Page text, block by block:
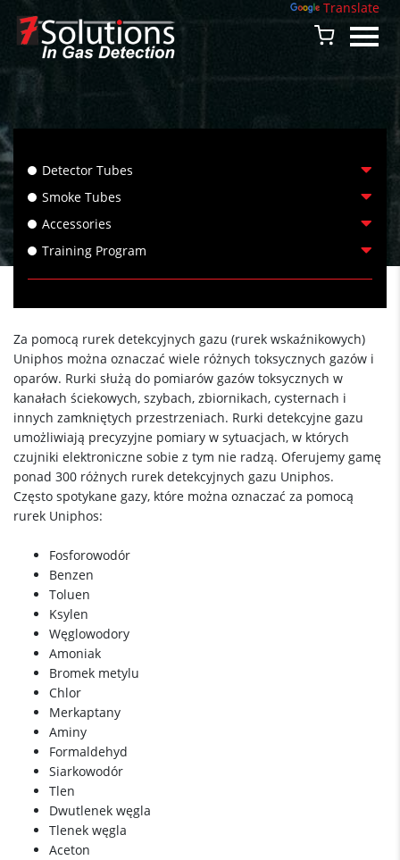
Translate
Detector Tubes
Smoke Tubes
Accessories
Training Program
Za pomocą rurek detekcyjnych gazu (rurek wskaźnikowych)
Uniphos można oznaczać wiele różnych toksycznych gazów i
oparów. Rurki służą do pomiarów gazów toksycznych w
kanałach ściekowych, szybach, zbiornikach, cysternach i
innych zamkniętych przestrzeniach. Rurki detekcyjne gazu
umożliwiają precyzyjne pomiary w sytuacjach, w których
czujniki elektroniczne sobie z tym nie radzą. Oferujemy gamę
ponad 300 różnych rurek detekcyjnych gazu Uniphos.
Często spotykane gazy, które można oznaczać za pomocą
rurek Uniphos:
Fosforowodór
Benzen
Toluen
Ksylen
Węglowodory
Amoniak
Bromek metylu
Chlor
Merkaptany
Aminy
Formaldehyd
Siarkowodór
Tlen
Dwutlenek węgla
Tlenek węgla
Aceton